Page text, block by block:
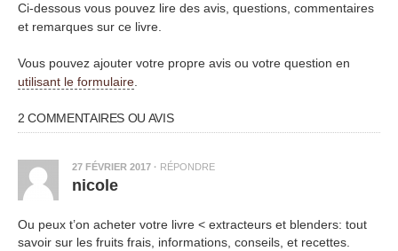
Ci-dessous vous pouvez lire des avis, questions, commentaires
et remarques sur ce livre.
Vous pouvez ajouter votre propre avis ou votre question en
utilisant le formulaire
2 COMMENTAIRES OU AVIS
27 FÉVRIER 2017 · RÉPONDRE
nicole
Ou peux t’on acheter votre livre < extracteurs et blenders: tout
savoir sur les fruits frais, informations, conseils, et recettes.